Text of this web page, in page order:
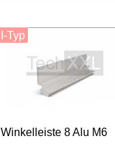
Winkelleiste 8 Alu M6
I-Typ